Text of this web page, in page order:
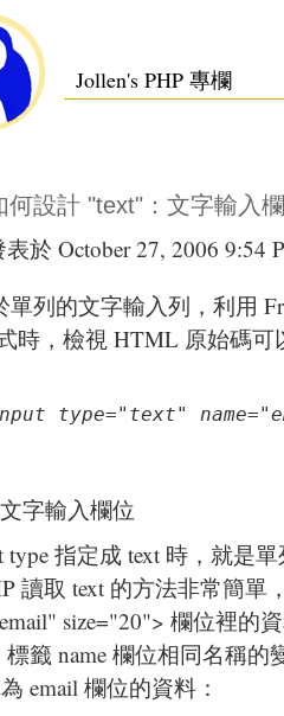
Jollen's PHP 專欄
何設計 "text"：文字輸入
表於 October 27, 2006 9:54
單列的文字輸入列，利用
時，檢視 HTML 原始碼
type="text"
字輸入欄位
type 指定成 text 時，就是
讀取 text 的方法非常簡單
size="20"> 欄位裡的
標籤 name 欄位相同名稱
email 欄位的資料：